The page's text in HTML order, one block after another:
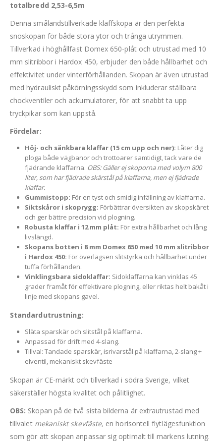
totalbredd 2,53-6,5m
Denna smålandstillverkade klaffskopa är den perfekta
snöskopan för både stora ytor och trånga utrymmen.
Tillverkad i höghållfast Domex 650-plåt och utrustad med 10
mm slitribbor i Hardox 450, erbjuder den både hållbarhet och
effektivitet under vinterförhållanden. Skopan är även utrustad
med hydrauliskt påkörningsskydd som inkluderar ställbara
chockventiler och ackumulatorer, för att snabbt ta upp
tryckpikar som kan uppstå.
Fördelar:
Höj- och sänkbara klaffar (15 cm upp och ner): Låter dig
ploga både vägbanor och trottoarer samtidigt, tack vare de
fjädrande klaffarna. OBS: Gäller ej skoporna med volym 800
liter, som har fjädrade skärstål på klaffarna, men ej fjädrade
klaffar.
Gummistopp: För en tyst och smidig infällning av klaffarna.
Siktskåror i skoprygg: Förbättrar översikten av skopskäret
och ger bättre precision vid plogning.
Robusta klaffar i 12 mm plåt: För extra hållbarhet och lång
livslängd.
Skopans botten i 8 mm Domex 650 med 10 mm slitribbor
i Hardox 450: För överlägsen slitstyrka och hållbarhet under
tuffa förhållanden.
Vinklingsbara sidoklaffar: Sidoklaffarna kan vinklas 45
grader framåt för effektivare plogning, eller riktas helt bakåt i
linje med skopans gavel.
Standardutrustning:
Släta sparskär och slitstål på klaffarna.
Anpassad för drift med 4-slang.
Tillval: Tandade sparskär, isrivarstål på klaffarna, 2-slang +
elventil, mekaniskt skevfäste
Skopan är CE-märkt och tillverkad i södra Sverige, vilket
säkerställer högsta kvalitet och pålitlighet.
OBS: Skopan på de två sista bilderna är extrautrustad med
tillvalet mekaniskt skevfäste, en horisontell flytlägesfunktion
som gör att skopan anpassar sig optimalt till markens lutning.